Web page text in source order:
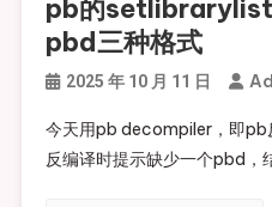
pb的setlibrarylist
pbd三种格式
2025 年 10 月 11 日
今天用pb decompiler，即pb
反编译时提示缺少一个pbd，